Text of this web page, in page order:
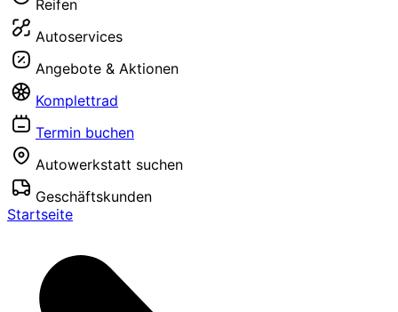
Reifen
Autoservices
Angebote & Aktionen
Komplettrad
Termin buchen
Autowerkstatt suchen
Geschäftskunden
Startseite